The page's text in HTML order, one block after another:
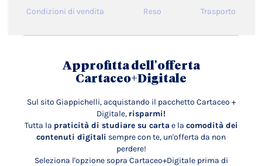
Condizioni di vendita Reso Trasporto
Approfitta dell'offerta
Cartaceo+Digitale
Sul sito Giappichelli, acquistando il pacchetto Cartaceo +
Digitale, risparmi!
Tutta la praticità di studiare su carta e la comodità dei
contenuti digitali sempre con te, un'offerta da non
perdere!
Seleziona l'opzione sopra Cartaceo+Digitale prima di